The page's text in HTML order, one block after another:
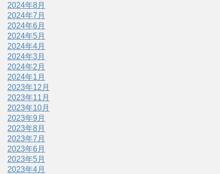
2024年8月
2024年7月
2024年6月
2024年5月
2024年4月
2024年3月
2024年2月
2024年1月
2023年12月
2023年11月
2023年10月
2023年9月
2023年8月
2023年7月
2023年6月
2023年5月
2023年4月